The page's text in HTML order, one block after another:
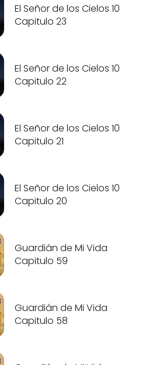
El Señor de los Cielos 10
Capitulo 23
El Señor de los Cielos 10
Capitulo 22
El Señor de los Cielos 10
Capitulo 21
El Señor de los Cielos 10
Capitulo 20
Guardián de Mi Vida
Capitulo 59
Guardián de Mi Vida
Capitulo 58